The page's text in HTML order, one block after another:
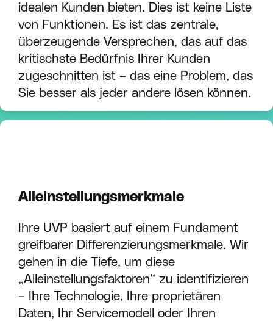
idealen Kunden bieten. Dies ist keine Liste
von Funktionen. Es ist das zentrale,
überzeugende Versprechen, das auf das
kritischste Bedürfnis Ihrer Kunden
zugeschnitten ist – das eine Problem, das
Sie besser als jeder andere lösen können.
Alleinstellungsmerkmale
Ihre UVP basiert auf einem Fundament
greifbarer Differenzierungsmerkmale. Wir
gehen in die Tiefe, um diese
„Alleinstellungsfaktoren“ zu identifizieren
– Ihre Technologie, Ihre proprietären
Daten, Ihr Servicemodell oder Ihren